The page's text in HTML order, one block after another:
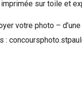
sur toile et
votre photo –
: